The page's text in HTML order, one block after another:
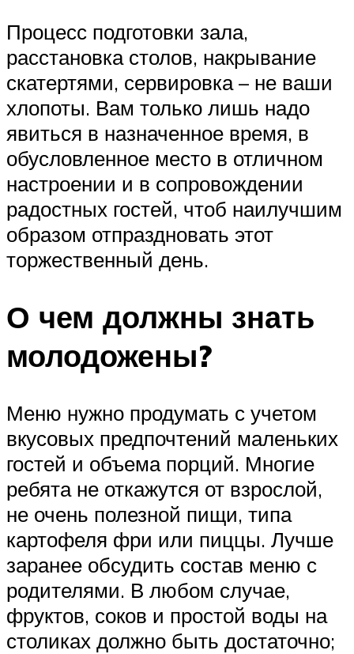
Процесс подготовки зала,
расстановка столов, накрывание
скатертями, сервировка – не ваши
хлопоты. Вам только лишь надо
явиться в назначенное время, в
обусловленное место в отличном
настроении и в сопровождении
радостных гостей, чтоб наилучшим
образом отпраздновать этот
торжественный день.
О чем должны знать
молодожены?
Меню нужно продумать с учетом
вкусовых предпочтений маленьких
гостей и объема порций. Многие
ребята не откажутся от взрослой,
не очень полезной пищи, типа
картофеля фри или пиццы. Лучше
заранее обсудить состав меню с
родителями. В любом случае,
фруктов, соков и простой воды на
столиках должно быть достаточно;